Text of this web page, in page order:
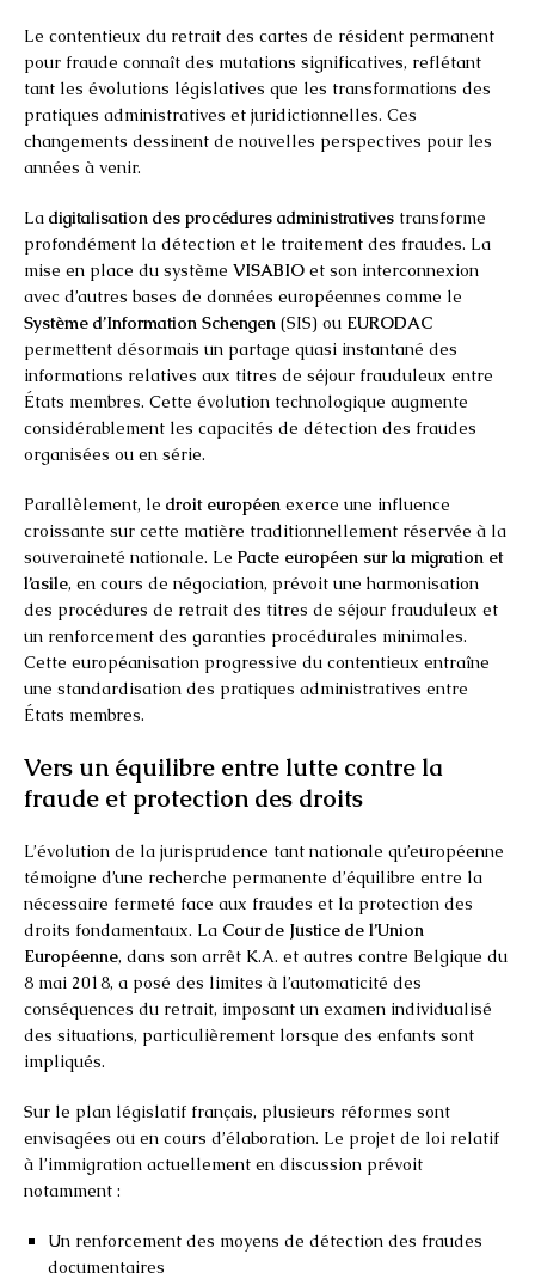
Le contentieux du retrait des cartes de résident permanent
pour fraude connaît des mutations significatives, reflétant
tant les évolutions législatives que les transformations des
pratiques administratives et juridictionnelles. Ces
changements dessinent de nouvelles perspectives pour les
années à venir.
La digitalisation des procédures administratives transforme
profondément la détection et le traitement des fraudes. La
mise en place du système VISABIO et son interconnexion
avec d’autres bases de données européennes comme le
Système d’Information Schengen (SIS) ou EURODAC
permettent désormais un partage quasi instantané des
informations relatives aux titres de séjour frauduleux entre
États membres. Cette évolution technologique augmente
considérablement les capacités de détection des fraudes
organisées ou en série.
Parallèlement, le droit européen exerce une influence
croissante sur cette matière traditionnellement réservée à la
souveraineté nationale. Le Pacte européen sur la migration et
l’asile, en cours de négociation, prévoit une harmonisation
des procédures de retrait des titres de séjour frauduleux et
un renforcement des garanties procédurales minimales.
Cette européanisation progressive du contentieux entraîne
une standardisation des pratiques administratives entre
États membres.
Vers un équilibre entre lutte contre la
fraude et protection des droits
L’évolution de la jurisprudence tant nationale qu’européenne
témoigne d’une recherche permanente d’équilibre entre la
nécessaire fermeté face aux fraudes et la protection des
droits fondamentaux. La Cour de Justice de l’Union
Européenne, dans son arrêt K.A. et autres contre Belgique du
8 mai 2018, a posé des limites à l’automaticité des
conséquences du retrait, imposant un examen individualisé
des situations, particulièrement lorsque des enfants sont
impliqués.
Sur le plan législatif français, plusieurs réformes sont
envisagées ou en cours d’élaboration. Le projet de loi relatif
à l’immigration actuellement en discussion prévoit
notamment :
Un renforcement des moyens de détection des fraudes
documentaires